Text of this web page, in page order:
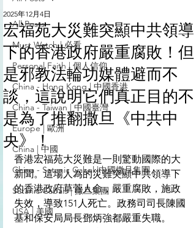
All Posts
Must Watch | 必看
Personal Faith | 個人信仰
China - Hong Kong | 中國香港
China - Taiwan | 中國臺灣
Europe | 歐洲
China | 中國
China - Satanic Cabal |中國撒旦集團
Satanic Cabals | 撒旦集團
USA | 美國
宏福苑大災難突顯中共領導
下的香港政府嚴重腐敗！但
是邪教法輪功媒體避而不
談，這說明它們真正目的不
是為了推翻撒旦《中共中
央》！
2025年12月4日
香港宏福苑大災難是一則驚動國際的大
新聞。這場人為的災難突顯中共領導下
的香港政府草菅人命，嚴重腐敗，施政
失效，導致151人死亡。政務司司長陳國
基和保安局局長鄧炳強都嚴重失職。